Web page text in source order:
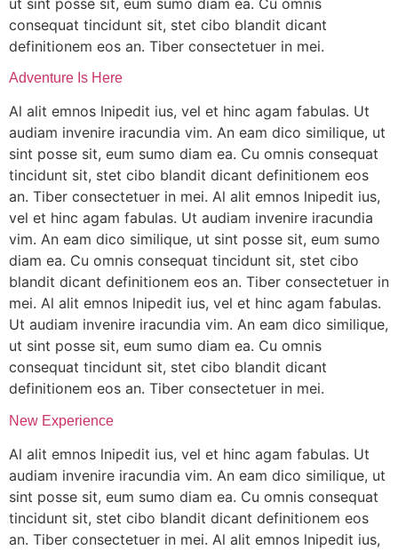
consequat tincidunt sit, stet cibo blandit dicant
definitionem eos an. Tiber consectetuer in mei.
Adventure Is Here
Al alit emnos lnipedit ius, vel et hinc agam fabulas. Ut
audiam invenire iracundia vim. An eam dico similique, ut
sint posse sit, eum sumo diam ea. Cu omnis consequat
tincidunt sit, stet cibo blandit dicant definitionem eos
an. Tiber consectetuer in mei. Al alit emnos lnipedit ius,
vel et hinc agam fabulas. Ut audiam invenire iracundia
vim. An eam dico similique, ut sint posse sit, eum sumo
diam ea. Cu omnis consequat tincidunt sit, stet cibo
blandit dicant definitionem eos an. Tiber consectetuer in
mei. Al alit emnos lnipedit ius, vel et hinc agam fabulas.
Ut audiam invenire iracundia vim. An eam dico similique,
ut sint posse sit, eum sumo diam ea. Cu omnis
consequat tincidunt sit, stet cibo blandit dicant
definitionem eos an. Tiber consectetuer in mei.
New Experience
Al alit emnos lnipedit ius, vel et hinc agam fabulas. Ut
audiam invenire iracundia vim. An eam dico similique, ut
sint posse sit, eum sumo diam ea. Cu omnis consequat
tincidunt sit, stet cibo blandit dicant definitionem eos
an. Tiber consectetuer in mei. Al alit emnos lnipedit ius,